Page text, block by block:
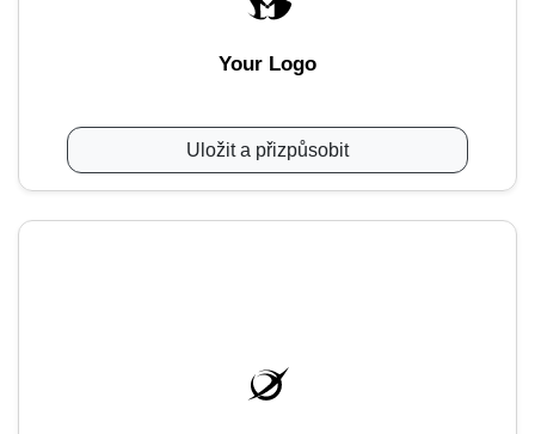
Your Logo
Uložit a přizpůsobit